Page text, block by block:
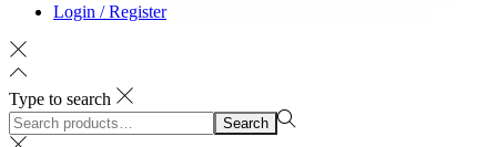
Login / Register
Type to search
Search
for:>
Search